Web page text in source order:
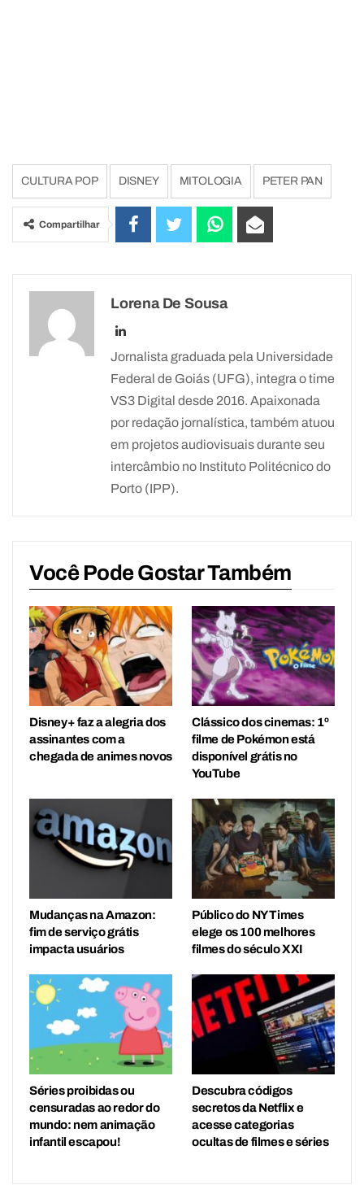
CULTURA POP DISNEY MITOLOGIA PETER PAN
Compartilhar
Lorena De Sousa
Jornalista graduada pela Universidade
Federal de Goiás (UFG), integra o time
VS3 Digital desde 2016. Apaixonada
por redação jornalística, também atuou
em projetos audiovisuais durante seu
intercâmbio no Instituto Politécnico do
Porto (IPP).
Você Pode Gostar Também
Disney+ faz a alegria dos
assinantes com a
chegada de animes novos
Clássico dos cinemas: 1º
filme de Pokémon está
disponível grátis no
YouTube
Mudanças na Amazon:
fim de serviço grátis
impacta usuários
Público do NY Times
elege os 100 melhores
filmes do século XXI
Séries proibidas ou
censuradas ao redor do
mundo: nem animação
infantil escapou!
Descubra códigos
secretos da Netflix e
acesse categorias
ocultas de filmes e séries